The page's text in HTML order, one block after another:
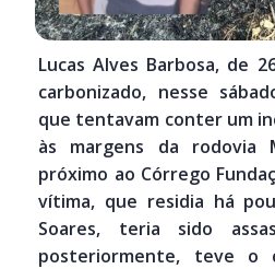
Lucas Alves Barbosa, de
carbonizado, nesse
que tentavam conter um
às margens da rodovia
próximo ao Córrego
vítima, que residia há
Soares, teria sido
posteriormente, teve o